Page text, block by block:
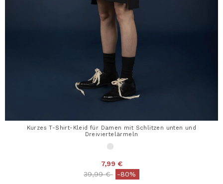
Kurzes T-Shirt-Kleid für Damen mit Schlitzen unten und
Dreiviertelärmeln
7,99 €
Price reduced from
39,99 €to-80%